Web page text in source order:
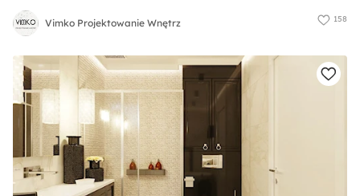
Vimko Projektowanie Wnętrz 158